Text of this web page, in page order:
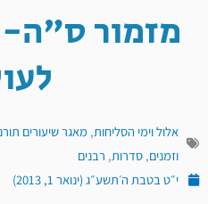
מזמור
אלול וימי הסליחות, מאגר שיעורים
וזמנים, סדרות, רבנים
י״ט בטבת ה׳תשע״ג (ינואר 1, 2013)